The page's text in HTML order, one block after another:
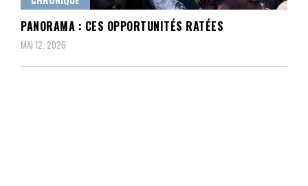
PANORAMA : CES OPPORTUNITÉS RATÉES
MAI 12, 2026